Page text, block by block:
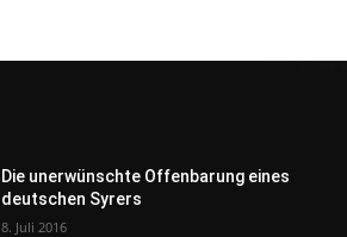
Die unerwünschte Offenbarung eines
deutschen Syrers
8. Juli 2016